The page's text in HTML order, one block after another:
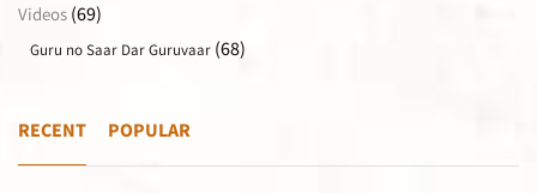
Videos (69)
Guru no Saar Dar Guruvaar (68)
RECENT POPULAR